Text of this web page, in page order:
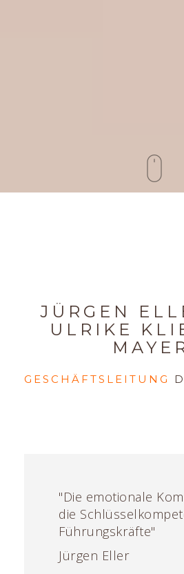
JÜRGEN
ULRIKE
GESCHÄFTSLEITUNG
"Die emotionale
die
Führungskräfte"
Jürgen Eller